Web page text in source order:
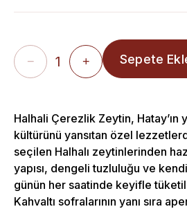
− 1 +
Halhali Çerezlik Zeytin, Hatay’ın
kültürünü yansıtan özel
seçilen Halhalı zeytinlerinden
yapısı, dengeli tuzluluğu ve
günün her saatinde keyifle
Kahvaltı sofralarının yanı sıra